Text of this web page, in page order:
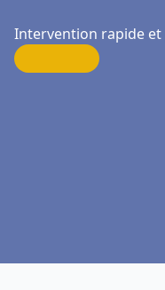
Intervention rapide et